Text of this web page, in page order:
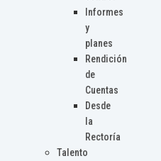
Informes
y
planes
Rendición
de
Cuentas
Desde
la
Rectoría
Talento